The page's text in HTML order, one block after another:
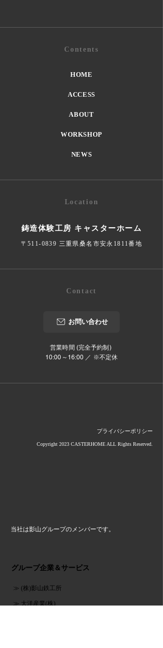
Contents
HOME
ACCESS
ABOUT
WORKSHOP
NEWS
Location
鋳造体験工房 キャスターホーム
〒511-0839 三重県桑名市安永1811番地
Contact
お問い合わせ
営業時間 (完全予約制)
10:00～16:00 ／ ※不定休
プライバシーポリシー
Copyright 2023 CASTERHOME ALL Rights Reserved.
当社は影山グループのメンバーです。
グループ企業＆サービス
≫ (株)影山鉄工所
≫ 大洋産業(株)